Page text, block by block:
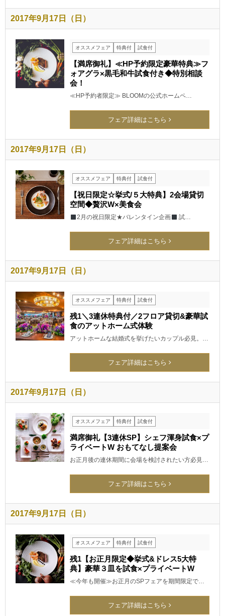
2017年9月17日（日）
オススメフェア 特典付 試食付
【満席御礼】≪HP予約限定豪華特典≫フ
ォアグラ×黒毛和牛試食付き◆特別相談
会！
≪HP予約者限定≫ BLOOMの公式ホームペ…
フェア詳細はこちら
2017年9月17日（日）
オススメフェア 特典付 試食付
【祝日限定☆挙式/５大特典】2会場貸切
空間◆贅沢W×美食会
2月の祝日限定★バレンタイン企画 試…
フェア詳細はこちら
2017年9月17日（日）
オススメフェア 特典付 試食付
残1＼3連休特典付／2フロア貸切&豪華試
食のアットホーム式体験
アットホームな結婚式を挙げたいカップル必見。…
フェア詳細はこちら
2017年9月17日（日）
オススメフェア 特典付 試食付
満席御礼【3連休SP】シェフ渾身試食×プ
ライベートW おもてなし提案会
お正月後の連休期間に会場を検討されたい方必見…
フェア詳細はこちら
2017年9月17日（日）
オススメフェア 特典付 試食付
残1【お正月限定◆挙式&ドレス5大特
典】豪華３皿を試食×プライベートW
≪今年も開催≫お正月のSPフェアを期間限定で…
フェア詳細はこちら